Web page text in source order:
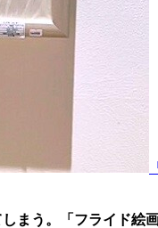
まう。「フライド絵